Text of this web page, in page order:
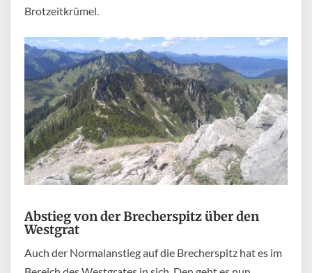
Brotzeitkrümel.
Abstieg von der Brecherspitz über den
Westgrat
Auch der Normalanstieg auf die Brecherspitz hat es im